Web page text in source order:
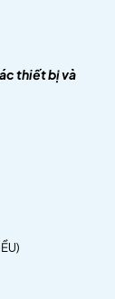
thiết bị và